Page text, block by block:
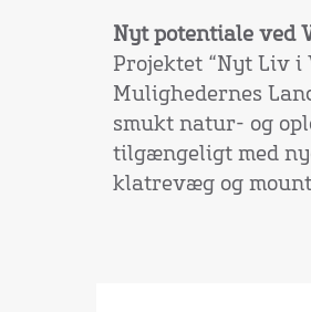
Nyt potentiale ved
Projektet “Nyt Liv i
Mulighedernes
smukt natur- og
tilgængeligt med
klatrevæg og